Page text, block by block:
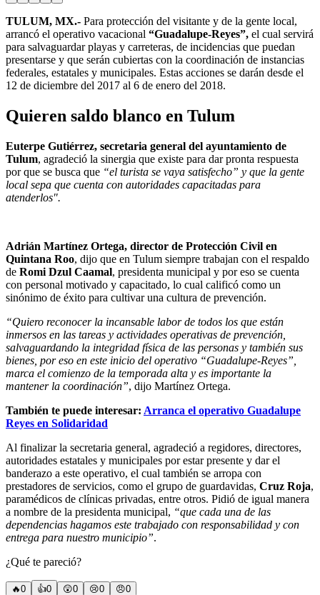
TULUM, MX.- Para protección del visitante y de la gente local,
arrancó el operativo vacacional “Guadalupe-Reyes”, el cual servirá
para salvaguardar playas y carreteras, de incidencias que puedan
presentarse y que serán cubiertas con la coordinación de instancias
federales, estatales y municipales. Estas acciones se darán desde el
12 de diciembre del 2017 al 6 de enero del 2018.
Quieren saldo blanco en Tulum
Euterpe Gutiérrez, secretaria general del ayuntamiento de
Tulum, agradeció la sinergia que existe para dar pronta respuesta
por que se busca que “el turista se vaya satisfecho” y que la gente
local sepa que cuenta con autoridades capacitadas para
atenderlos".
Adrián Martínez Ortega, director de Protección Civil en
Quintana Roo, dijo que en Tulum siempre trabajan con el respaldo
de Romi Dzul Caamal, presidenta municipal y por eso se cuenta
con personal motivado y capacitado, lo cual calificó como un
sinónimo de éxito para cultivar una cultura de prevención.
“Quiero reconocer la incansable labor de todos los que están
inmersos en las tareas y actividades operativas de prevención,
salvaguardando la integridad física de las personas y también sus
bienes, por eso en este inicio del operativo “Guadalupe-Reyes”,
marca el comienzo de la temporada alta y es importante la
mantener la coordinación”, dijo Martínez Ortega.
También te puede interesar: Arranca el operativo Guadalupe
Reyes en Solidaridad
Al finalizar la secretaria general, agradeció a regidores, directores,
autoridades estatales y municipales por estar presente y dar el
banderazo a este operativo, el cual también se arropa con
prestadores de servicios, como el grupo de guardavidas, Cruz Roja,
paramédicos de clínicas privadas, entre otros. Pidió de igual manera
a nombre de la presidenta municipal, “que cada una de las
dependencias hagamos este trabajado con responsabilidad y con
entrega para nuestro municipio”.
¿Qué te pareció?
🔥0 👍0 😲0 😢0 😠0